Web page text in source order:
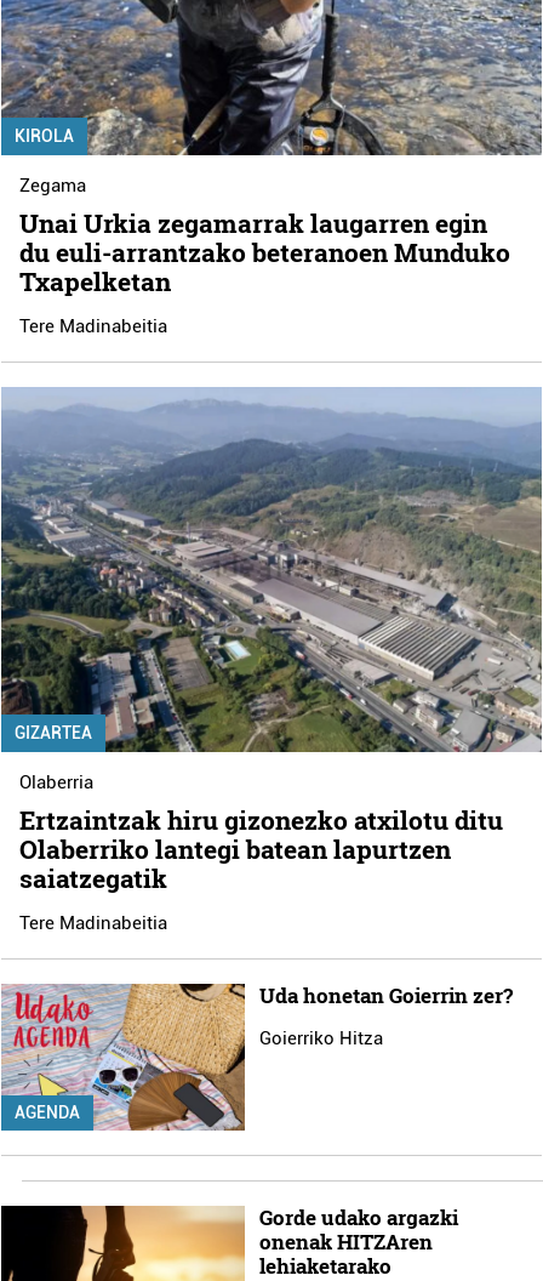
KIROLA
Zegama
Unai Urkia zegamarrak laugarren egin
du euli-arrantzako beteranoen Munduko
Txapelketan
Tere Madinabeitia
GIZARTEA
Olaberria
Ertzaintzak hiru gizonezko atxilotu ditu
Olaberriko lantegi batean lapurtzen
saiatzegatik
Tere Madinabeitia
AGENDA
Uda honetan Goierrin zer?
Goierriko Hitza
Gorde udako argazki
onenak HITZAren
lehiaketarako